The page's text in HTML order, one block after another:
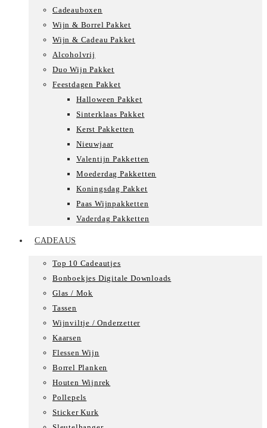
Cadeauboxen
Wijn & Borrel Pakket
Wijn & Cadeau Pakket
Alcoholvrij
Duo Wijn Pakket
Feestdagen Pakket
Halloween Pakket
Sinterklaas Pakket
Kerst Pakketten
Nieuwjaar
Valentijn Pakketten
Moederdag Pakketten
Koningsdag Pakket
Paas Wijnpakketten
Vaderdag Pakketten
CADEAUS
Top 10 Cadeautjes
Bonboekjes Digitale Downloads
Glas / Mok
Tassen
Wijnviltje / Onderzetter
Kaarsen
Flessen Wijn
Borrel Planken
Houten Wijnrek
Pollepels
Sticker Kurk